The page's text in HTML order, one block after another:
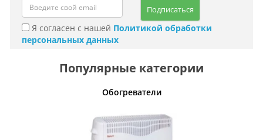
Подписаться
Я согласен с нашей Политикой обработки
персональных данных
Популярные категории
Обогреватели